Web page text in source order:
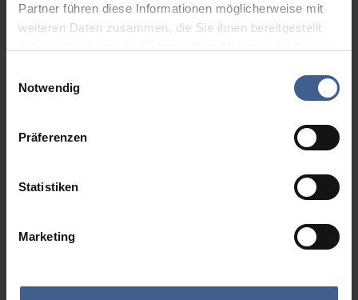
Partner führen diese Informationen möglicherweise mit
weiteren Daten zusammen, die Sie ihnen bereitgestellt
Weitere Informationen finden Sie in unseren
Notwendig
Präferenzen
Statistiken
Marketing
Zurück zur Startseite Zur Suche